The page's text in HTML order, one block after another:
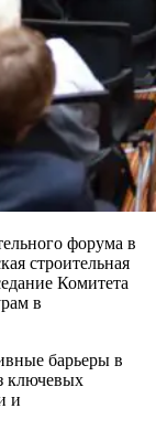
форума в
строительная
Комитета
в
барьеры в
ключевых
и